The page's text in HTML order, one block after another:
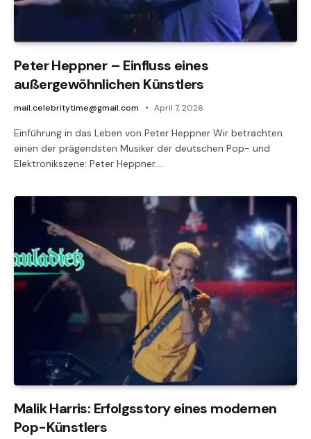
Peter Heppner – Einfluss eines
außergewöhnlichen Künstlers
mail.celebritytime@gmail.com April 7, 2026
Einführung in das Leben von Peter Heppner Wir betrachten
einen der prägendsten Musiker der deutschen Pop- und
Elektronikszene: Peter Heppner.…
Malik Harris: Erfolgsstory eines modernen
Pop-Künstlers